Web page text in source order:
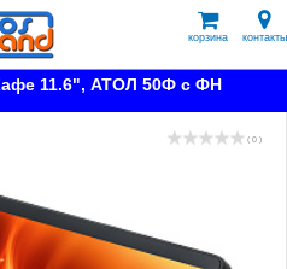
корзина контакты
11.6", АТОЛ 50Ф с ФН
( 0 )